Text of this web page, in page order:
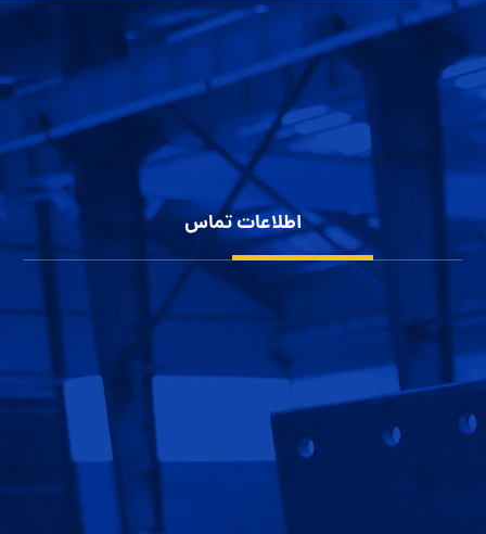
پوشش سقف سوله
سوله سازی
پوشش بدنه سوله
شناخت انواع سوله
حریم خصوصی کاربران
اطلاعات تماس
شهرک صنعتی بزرگ اصفهان، کارآفرینان 10
1152 111 0913